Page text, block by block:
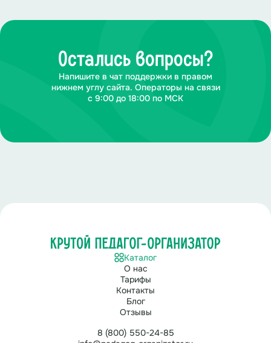
Остались вопросы?
Напишите в чат поддержки в правом
нижнем углу сайта. Операторы на связи
с 9:00 до 18:00 по МСК
Каталог
О нас
Тарифы
Контакты
Блог
Отзывы
8 (800) 550-24-85